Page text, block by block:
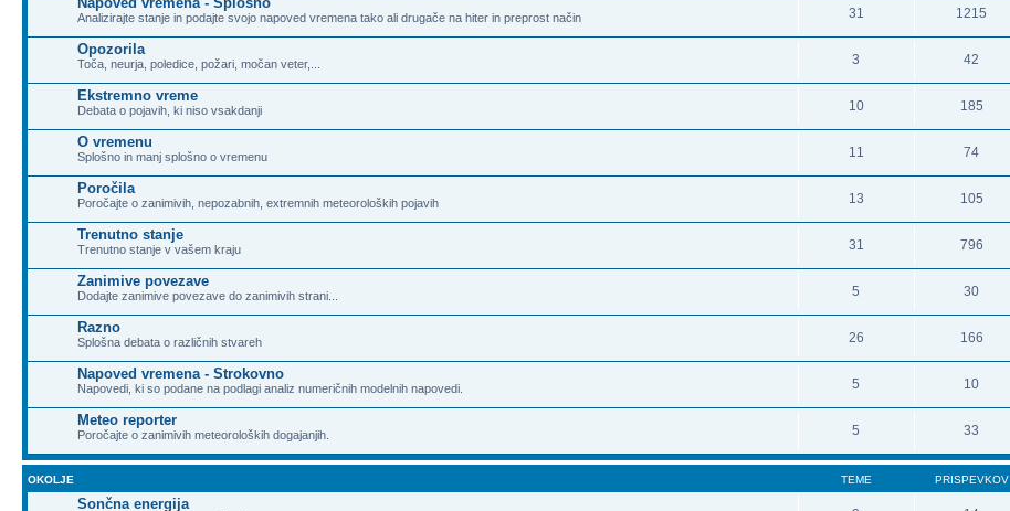
Analizirajte stanje in podajte svojo napoved vremena tako ali drugače na hiter in preprost način 31 1215
Opozorila
Toča, neurja, poledice, požari, močan veter,... 3 42
Ekstremno vreme
Debata o pojavih, ki niso vsakdanji 10 185
O vremenu
Splošno in manj splošno o vremenu 11 74
Poročila
Poročajte o zanimivih, nepozabnih, extremnih meteoroloških pojavih 13 105
Trenutno stanje
Trenutno stanje v vašem kraju 31 796
Zanimive povezave
Dodajte zanimive povezave do zanimivih strani... 5 30
Razno
Splošna debata o različnih stvareh 26 166
Napoved vremena - Strokovno
Napovedi, ki so podane na podlagi analiz numeričnih modelnih napovedi. 5 10
Meteo reporter
Poročajte o zanimivih meteoroloških dogajanjih. 5 33
OKOLJE TEME PRISPEVKOV
Sončna energija